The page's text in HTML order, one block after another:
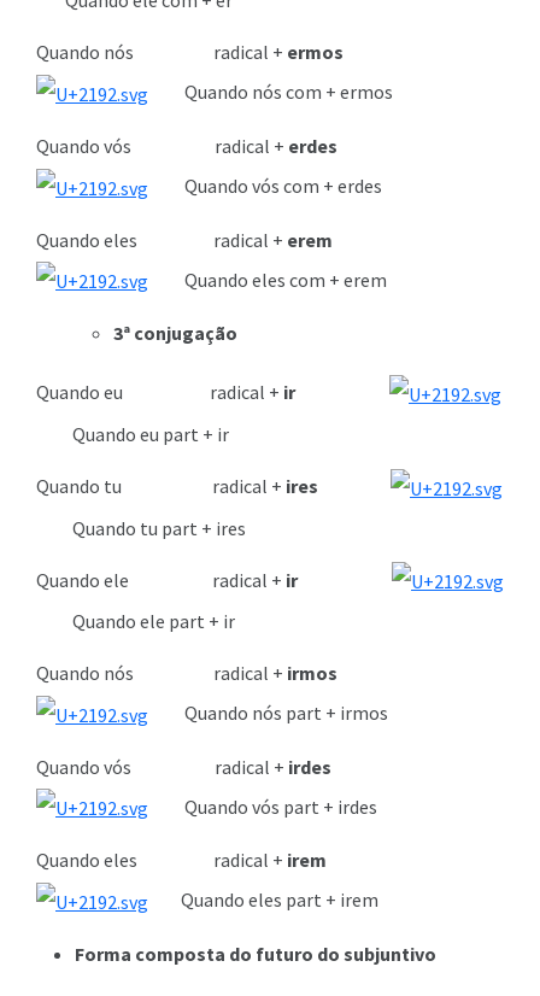
Quando nós radical + ermos
Quando nós com + ermos
Quando vós radical + erdes
Quando vós com + erdes
Quando eles radical + erem
Quando eles com + erem
3ª conjugação
Quando eu radical + ir
Quando eu part + ir
Quando tu radical + ires
Quando tu part + ires
Quando ele radical + ir
Quando ele part + ir
Quando nós radical + irmos
Quando nós part + irmos
Quando vós radical + irdes
Quando vós part + irdes
Quando eles radical + irem
Quando eles part + irem
Forma composta do futuro do subjuntivo